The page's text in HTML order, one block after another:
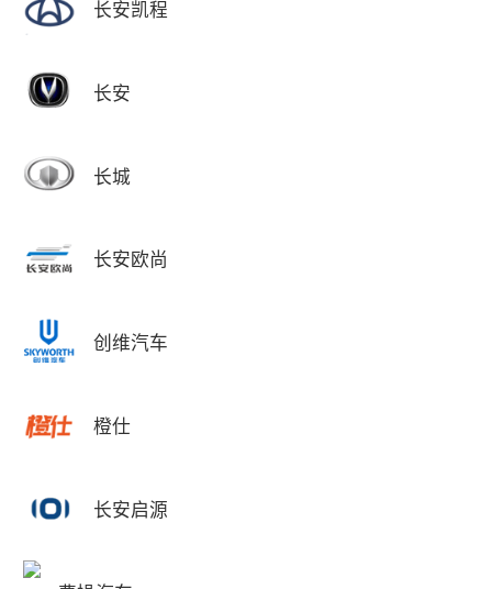
长安凯程
长安
长城
长安欧尚
创维汽车
橙仕
长安启源